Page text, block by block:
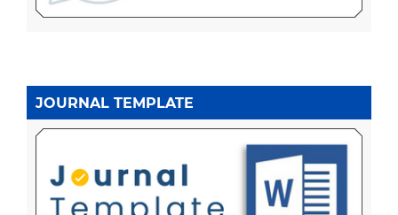
JOURNAL TEMPLATE